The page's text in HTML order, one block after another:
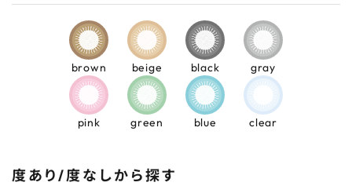
brown beige black gray
pink green blue clear
度あり/度なしから探す